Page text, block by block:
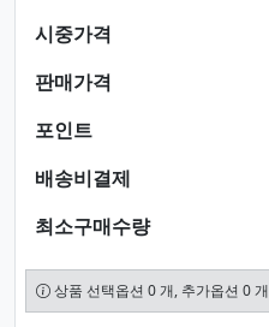
시중가격
판매가격
포인트
배송비결제
최소구매수량
상품 선택옵션 0 개, 추가옵션 0 개